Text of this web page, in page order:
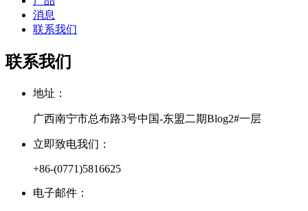
消息
联系我们
联系我们
地址：
广西南宁市总布路3号中国-东盟二期Blog2#一层
立即致电我们：
+86-(0771)5816625
电子邮件：